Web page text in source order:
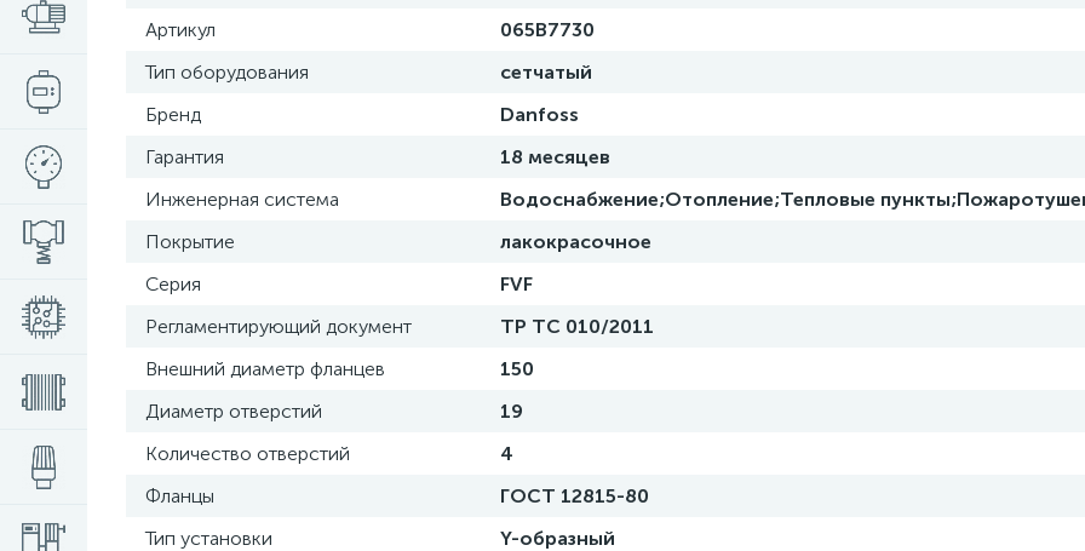
Артикул
065B7730
Тип оборудования
сетчатый
Бренд
Danfoss
Гарантия
18 месяцев
Инженерная система
Водоснабжение;Отопление;Тепловые
Покрытие
лакокрасочное
Серия
FVF
Регламентирующий документ
ТР ТС 010/2011
Внешний диаметр фланцев
150
Диаметр отверстий
19
Количество отверстий
4
Фланцы
ГОСТ 12815-80
Тип установки
Y-образный